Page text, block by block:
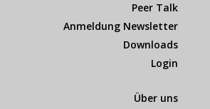
Peer Talk
Anmeldung Newsletter
Downloads
Login
Über uns